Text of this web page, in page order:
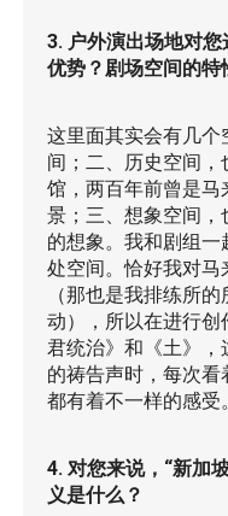
3. 户外演出场地对
优势？剧场空间的特
这里面其实会有几个
间；二、历史空间
馆，两百年前曾是
景；三、想象空间
的想象。我和剧组
处空间。恰好我对马
（那也是我排练所
动），所以在进行创
君统治》和《土》，
的祷告声时，每次看
都有着不一样的感受。
4. 对您来说，“新加
义是什么？